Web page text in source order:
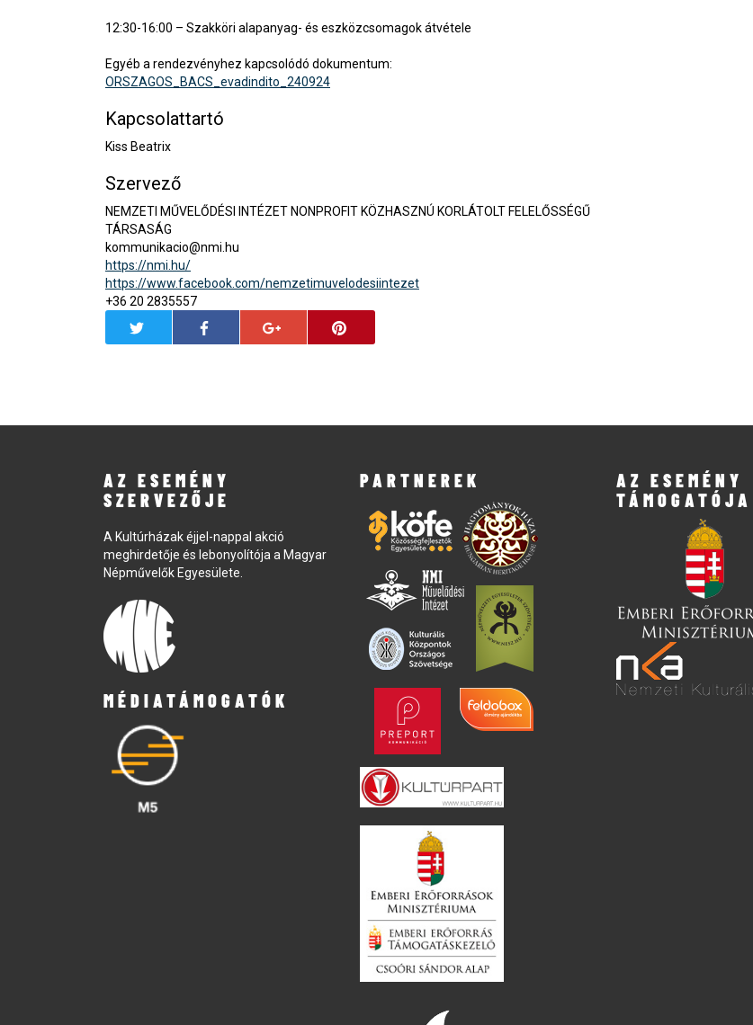
12:30-16:00 – Szakköri alapanyag- és eszközcsomagok átvétele
Egyéb a rendezvényhez kapcsolódó dokumentum:
ORSZAGOS_BACS_evadindito_240924
Kapcsolattartó
Kiss Beatrix
Szervező
NEMZETI MŰVELŐDÉSI INTÉZET NONPROFIT KÖZHASZNÚ KORLÁTOLT FELELŐSSÉGŰ
TÁRSASÁG
kommunikacio@nmi.hu
https://nmi.hu/
https://www.facebook.com/nemzetimuvelodesiintezet
+36 20 2835557
AZ ESEMÉNY
SZERVEZŐJE
A Kultúrházak éjjel-nappal akció
meghirdetője és lebonyolítója a Magyar
Népművelők Egyesülete.
MÉDIATÁMOGATÓK
PARTNEREK
AZ ESEMÉNY
TÁMOGATÓJA